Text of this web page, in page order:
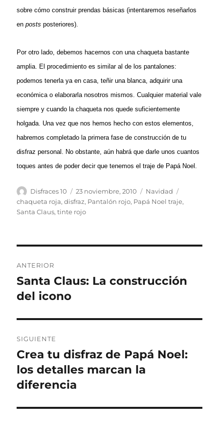
sobre cómo construir prendas básicas (intentaremos reseñarlos
enposts posteriores).
Por otro lado, debemos hacernos con una chaqueta bastante
amplia. El procedimiento es similar al de los pantalones:
podemos tenerla ya en casa, teñir una blanca, adquirir una
económica o elaborarla nosotros mismos. Cualquier material vale
siempre y cuando la chaqueta nos quede suficientemente
holgada. Una vez que nos hemos hecho con estos elementos,
habremos completado la primera fase de construcción de tu
disfraz personal. No obstante, aún habrá que darle unos cuantos
toques antes de poder decir que tenemos el traje de Papá Noel.
Autor
Disfraces 10
Publicado
el
23 noviembre, 2010 Categorías
Navidad
chaqueta roja,disfraz, Pantalón rojo, Papá Noel traje,
Santa Claus,tinte rojo
de
entradas
ANTERIOR
Entrada
anterior:
Santa Claus: La construcción
del icono
SIGUIENTE
Entrada
siguiente:
Crea tu disfraz de Papá Noel:
los detalles marcan la
diferencia